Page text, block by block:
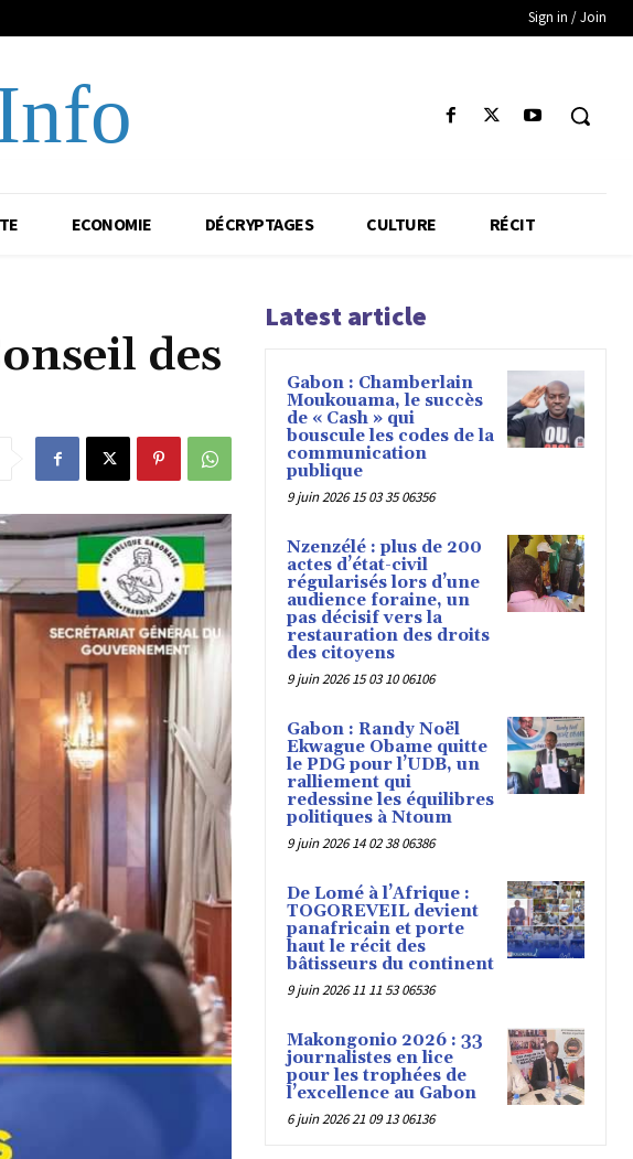
Sign in / Join
ECONOMIE DÉCRYPTAGES CULTURE RÉCIT
des
Latest article
Gabon : Chamberlain
Moukouama, le succès
de « Cash » qui
bouscule les codes de la
communication
publique
9 juin 2026 15 03 35 06356
Nzenzélé : plus de 200
actes d’état-civil
régularisés lors d’une
audience foraine, un
pas décisif vers la
restauration des droits
des citoyens
9 juin 2026 15 03 10 06106
Gabon : Randy Noël
Ekwague Obame quitte
le PDG pour l’UDB, un
ralliement qui
redessine les équilibres
politiques à Ntoum
9 juin 2026 14 02 38 06386
De Lomé à l’Afrique :
TOGOREVEIL devient
panafricain et porte
haut le récit des
bâtisseurs du continent
9 juin 2026 11 11 53 06536
Makongonio 2026 : 33
journalistes en lice
pour les trophées de
l’excellence au Gabon
6 juin 2026 21 09 13 06136